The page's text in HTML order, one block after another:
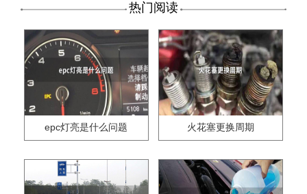
热门阅读
epc灯亮是什么问题 火花塞更换周期